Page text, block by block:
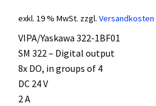
exkl. 19 % MwSt. zzgl. Versandkosten
VIPA/Yaskawa 322-1BF01
SM 322 – Digital output
8x DO, in groups of 4
DC 24 V
2 A